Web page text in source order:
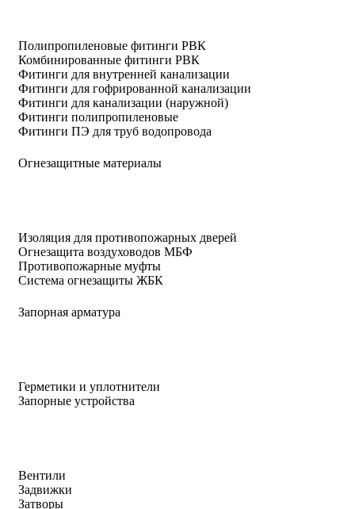
Полипропиленовые фитинги РВК
Комбинированные фитинги РВК
Фитинги для внутренней канализации
Фитинги для гофрированной канализации
Фитинги для канализации (наружной)
Фитинги полипропиленовые
Фитинги ПЭ для труб водопровода
Огнезащитные материалы
Изоляция для противопожарных дверей
Огнезащита воздуховодов МБФ
Противопожарные муфты
Система огнезащиты ЖБК
Запорная арматура
Герметики и уплотнители
Запорные устройства
Вентили
Задвижки
Затворы